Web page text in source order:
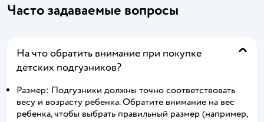
Часто задаваемые вопросы
На что обратить внимание при покупке
детских подгузников?
Размер: Подгузники должны точно соответствовать
весу и возрасту ребенка. Обратите внимание на вес
ребенка, чтобы выбрать правильный размер (например,